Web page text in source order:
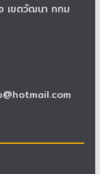
เขตวัฒนา กทม